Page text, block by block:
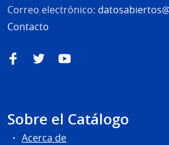
Correo electrónico:
Contacto
FacebookTwitterYouTube
Sobre el Catálogo
Acerca de